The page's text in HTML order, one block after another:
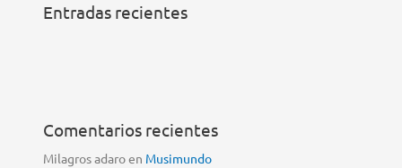
Entradas recientes
Comentarios recientes
Milagros adaroen Musimundo